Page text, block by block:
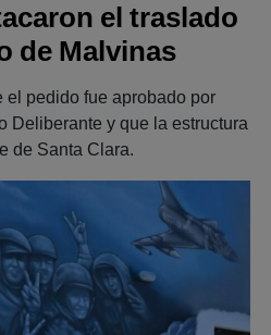
el traslado
de Malvinas
el pedido fue aprobado por
Deliberante y que la estructura
de Santa Clara.